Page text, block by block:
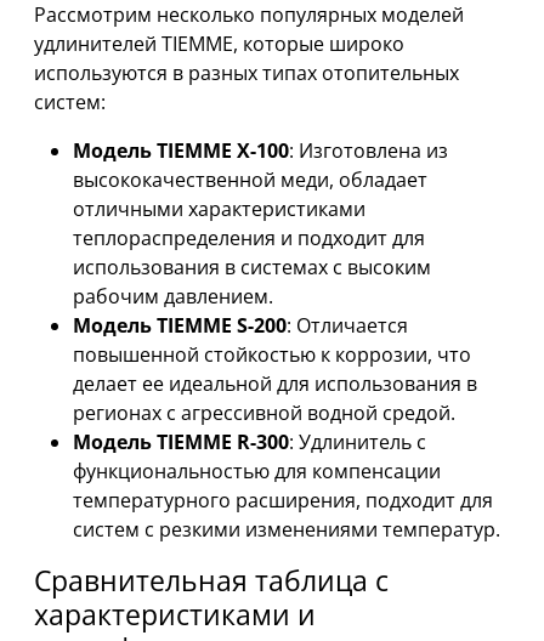
Рассмотрим несколько популярных моделей
удлинителей TIEMME, которые широко
используются в разных типах отопительных
систем:
Модель TIEMME X-100: Изготовлена из
высококачественной меди, обладает
отличными характеристиками
теплораспределения и подходит для
использования в системах с высоким
рабочим давлением.
Модель TIEMME S-200: Отличается
повышенной стойкостью к коррозии, что
делает ее идеальной для использования в
регионах с агрессивной водной средой.
Модель TIEMME R-300: Удлинитель с
функциональностью для компенсации
температурного расширения, подходит для
систем с резкими изменениями температур.
Сравнительная таблица с
характеристиками и